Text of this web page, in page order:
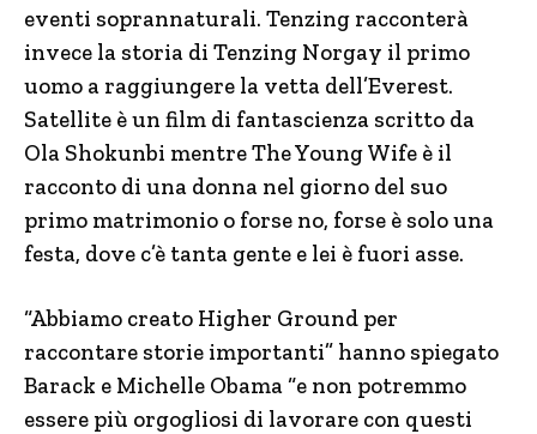
eventi soprannaturali. Tenzing racconterà
invece la storia di Tenzing Norgay il primo
uomo a raggiungere la vetta dell’Everest.
Satellite è un film di fantascienza scritto da
Ola Shokunbi mentre The Young Wife è il
racconto di una donna nel giorno del suo
primo matrimonio o forse no, forse è solo una
festa, dove c’è tanta gente e lei è fuori asse.
“Abbiamo creato Higher Ground per
raccontare storie importanti” hanno spiegato
Barack e Michelle Obama “e non potremmo
essere più orgogliosi di lavorare con questi